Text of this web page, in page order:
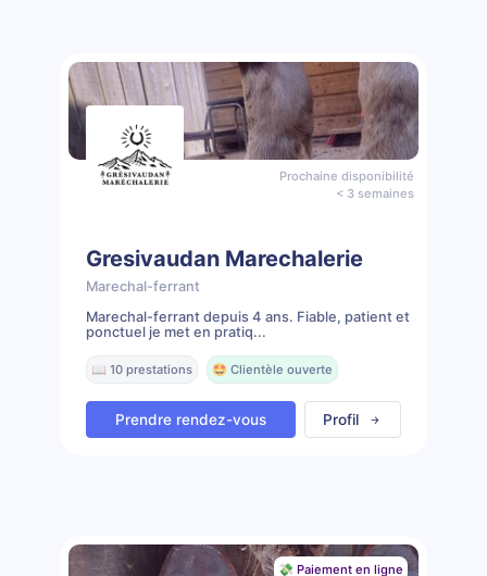
Prochaine disponibilité
< 3 semaines
Gresivaudan Marechalerie
Marechal-ferrant
Marechal-ferrant depuis 4 ans. Fiable, patient et
ponctuel je met en pratiq...
📖 10 prestations 🤩 Clientèle ouverte
Prendre rendez-vous Profil
💸 Paiement en ligne